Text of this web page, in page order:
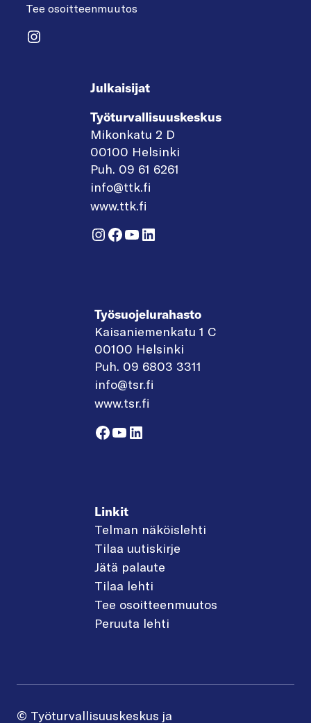
Tee osoitteenmuutos
Instagram
Julkaisijat
Työturvallisuuskeskus
Mikonkatu 2 D
00100 Helsinki
Puh. 09 61 6261
info@ttk.fi
www.ttk.fi
Instagram
Facebook
YouTube
LinkedIn
Työsuojelurahasto
Kaisaniemenkatu 1 C
00100 Helsinki
Puh. 09 6803 3311
info@tsr.fi
www.tsr.fi
Facebook
YouTube
LinkedIn
Linkit
Telman näköislehti
Tilaa uutiskirje
Jätä palaute
Tilaa lehti
Tee osoitteenmuutos
Peruuta lehti
© Työturvallisuuskeskus ja